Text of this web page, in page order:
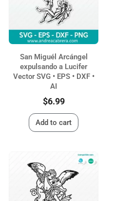
San Miguél Arcángel
expulsando a Lucifer
Vector SVG • EPS • DXF •
AI
$6.99
Add to cart